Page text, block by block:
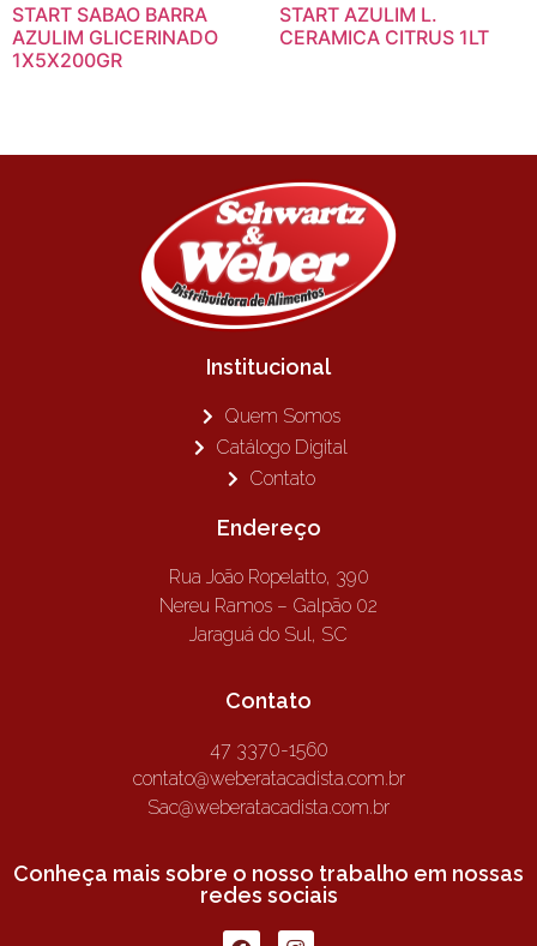
START SABAO BARRA
AZULIM GLICERINADO
1X5X200GR
START AZULIM L.
CERAMICA CITRUS 1LT
Institucional
Quem Somos
Catálogo Digital
Contato
Endereço
Rua João Ropelatto, 390
Nereu Ramos – Galpão 02
Jaraguá do Sul, SC
Contato
47 3370-1560
contato@weberatacadista.com.br
Sac@weberatacadista.com.br
Conheça mais sobre o nosso trabalho em nossas
redes sociais